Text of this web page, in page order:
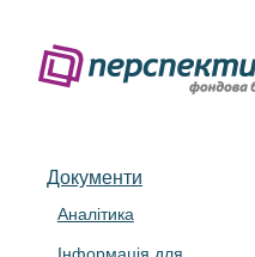
Документи
Аналітика